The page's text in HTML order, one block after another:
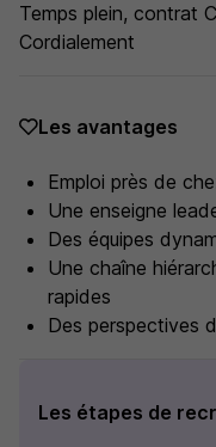
Temps plein, contrat
Cordialement
Les avantages
Emploi près de
Une enseigne
Des équipes
Une chaîne
rapides
Des perspectives
Les étapes de